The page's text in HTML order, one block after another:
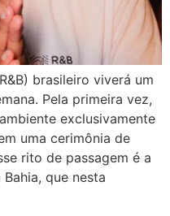
brasileiro viverá um
Pela primeira vez,
exclusivamente
uma cerimônia de
rito de passagem é a
que nesta